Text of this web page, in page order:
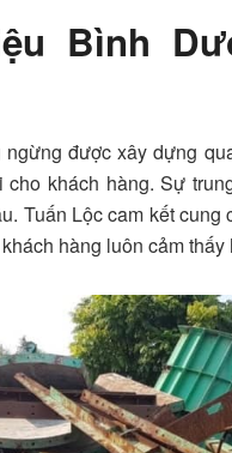
Bình
được xây dựng
khách hàng. Sự
Tuấn Lộc cam kết
hàng luôn cảm